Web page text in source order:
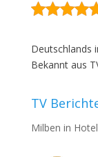
Deutschlands
Bekannt aus
TV
Milben in